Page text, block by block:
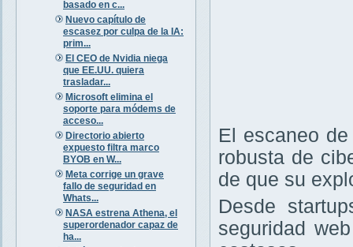
basado en c...
Nuevo capítulo de
escasez por culpa de la IA:
prim...
El CEO de Nvidia niega
que EE.UU. quiera
trasladar...
Microsoft elimina el
soporte para módems de
acceso...
Directorio abierto
expuesto filtra marco
BYOB en W...
Meta corrige un grave
fallo de seguridad en
Whats...
NASA estrena Athena, el
superordenador capaz de
ha...
El escaneo
robusta de
de que su
Desde
seguridad